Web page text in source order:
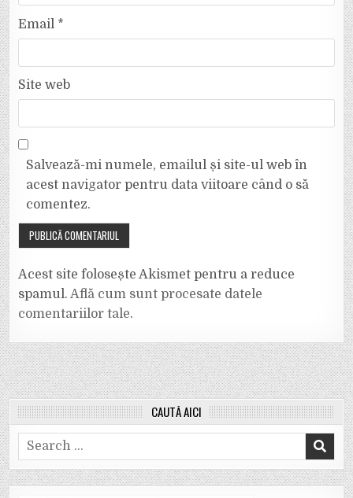
Email *
Site web
Salvează-mi numele, emailul și site-ul web în
acest navigator pentru data viitoare când o să
comentez.
Acest site folosește Akismet pentru a reduce
spamul.Află cum sunt procesate datele
comentariilor tale.
CAUTĂ AICI
Search
for: